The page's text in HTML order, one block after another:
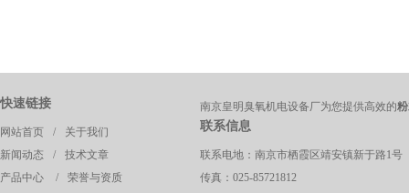
快速链接
网站首页 /
关于我们
新闻动态
/
技术文章
产品中心
/
荣誉与资质
南京皇明臭氧机电设备厂为您提供高效的
联系信息
联系电地：南京市栖霞区靖安镇新于路1号
传真：025-85721812